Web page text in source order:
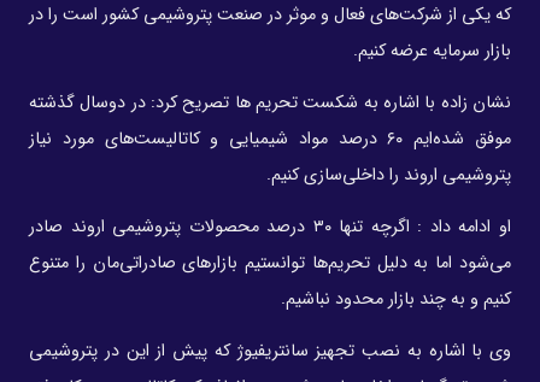
که یکی از شرکت‌های فعال و موثر در صنعت پتروشیمی کشور است را در
بازار سرمایه عرضه کنیم.
نشان زاده با اشاره به شکست تحریم ها تصریح کرد: در دوسال گذشته
موفق شده‌ایم ۶۰ درصد مواد شیمیایی و کاتالیست‌های مورد نیاز
پتروشیمی اروند را داخلی‌سازی کنیم.
او ادامه داد : اگرچه تنها ۳۰ درصد محصولات پتروشیمی اروند صادر
می‌شود اما به دلیل تحریم‌ها توانستیم بازارهای صادراتی‌مان را متنوع
کنیم و به چند بازار محدود نباشیم.
وی با اشاره به نصب تجهیز سانتریفیوژ که پیش از این در پتروشیمی